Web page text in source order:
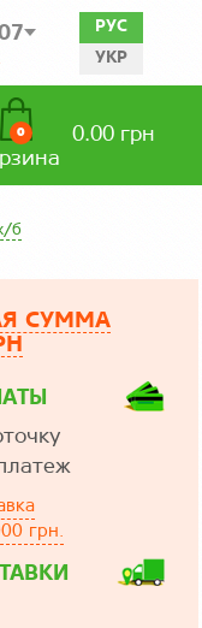
РУС
УКР
0 0.00 грн
б
СУММА
грн.